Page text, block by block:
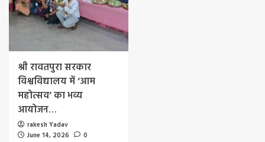
श्री रावतपुरा सरकार
विश्वविद्यालय में ‘आम
महोत्सव’ का भव्य
आयोजन…
rakesh Yadav
June 14, 2026
0